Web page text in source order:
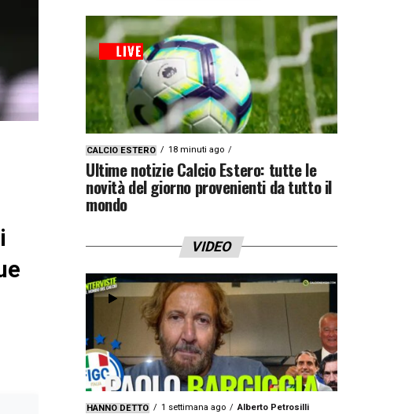
CALCIO ESTERO 18 minuti ago
Ultime notizie Calcio Estero: tutte le
novità del giorno provenienti da tutto il
mondo
VIDEO
HANNO DETTO 1 settimana ago Alberto Petrosilli